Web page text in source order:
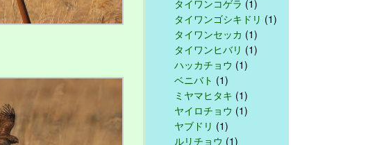
タイワンコゲラ (1)
タイワンゴシキドリ (1)
タイワンセッカ (1)
タイワンヒバリ (1)
ハッカチョウ (1)
ベニバト (1)
ミヤマヒタキ (1)
ヤイロチョウ (1)
ヤブドリ (1)
ルリチョウ (1)